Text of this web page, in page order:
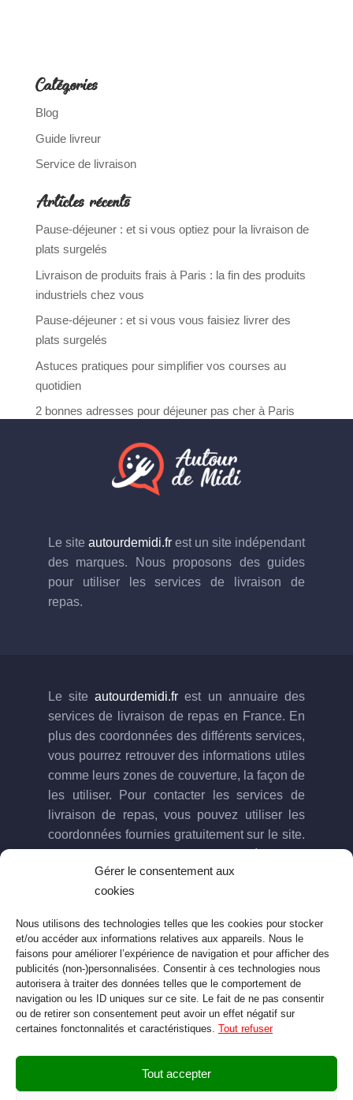
Gérer le consentement aux
cookies
Nous utilisons des technologies telles que les cookies pour stocker
et/ou accéder aux informations relatives aux appareils. Nous le
faisons pour améliorer l’expérience de navigation et pour afficher des
publicités (non-)personnalisées. Consentir à ces technologies nous
autorisera à traiter des données telles que le comportement de
navigation ou les ID uniques sur ce site. Le fait de ne pas consentir
ou de retirer son consentement peut avoir un effet négatif sur
certaines fonctonnalités et caractéristiques. Tout refuser
Tout accepter
Catégories
Blog
Guide livreur
Service de livraison
Articles récents
Pause-déjeuner : et si vous optiez pour la livraison de
plats surgelés
Livraison de produits frais à Paris : la fin des produits
industriels chez vous
Pause-déjeuner : et si vous vous faisiez livrer des
plats surgelés
Astuces pratiques pour simplifier vos courses au
quotidien
2 bonnes adresses pour déjeuner pas cher à Paris
Le site autourdemidi.frest un site indépendant
des marques. Nous proposons des guides
pour utiliser les services de livraison de
repas.
Le siteautourdemidi.fr est un annuaire des
services de livraison de repas en France. En
plus des coordonnées des différents services,
vous pourrez retrouver des informations utiles
comme leurs zones de couverture, la façon de
les utiliser. Pour contacter les services de
livraison de repas, vous pouvez utiliser les
coordonnées fournies gratuitement sur le site.
du site n’hésitez pas à nous contacter via le
formulaire dédié.
Mentions legales
Politique de confidentialité
Politique de cookies (EU)
Contact
© Copyright 2026 Autour de Midi